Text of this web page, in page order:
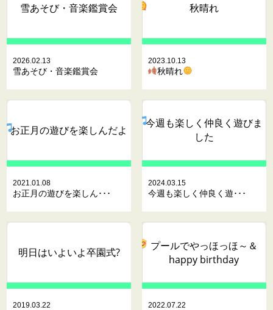
雪あそび・音楽鑑賞会
2026.02.13
雪あそび・音楽鑑賞会
秋晴れ
2023.10.13
秋晴れ
お正月の遊びを楽しんだよ
2021.01.08
お正月の遊びを楽しん･･･
今週も楽しく仲良く遊びま
した
2024.03.15
今週も楽しく仲良く遊･･･
明日はいよいよ卒園式?
2019.03.22
プールでやっほっほ～ ＆
happy birthday
2022.07.22